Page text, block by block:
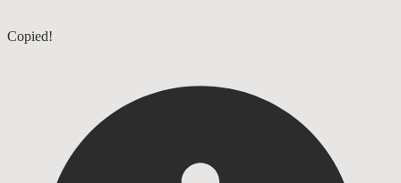
Cantares 6
Copied!